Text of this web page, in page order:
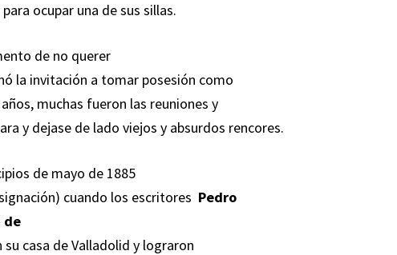
ocupar una de sus sillas.
de no querer
la invitación a tomar posesión como
muchas fueron las reuniones y
y dejase de lado viejos y absurdos rencores.
de mayo de 1885
cuando los escritores Pedro
de
casa de Valladolid y lograron